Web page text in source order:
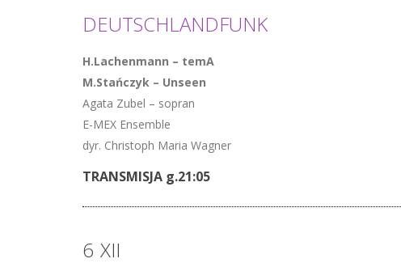
DEUTSCHLANDFUNK
H.Lachenmann – temA
M.Stańczyk – Unseen
Agata Zubel – sopran
E-MEX Ensemble
dyr. Christoph Maria Wagner
TRANSMISJA g.21:05
6 XII